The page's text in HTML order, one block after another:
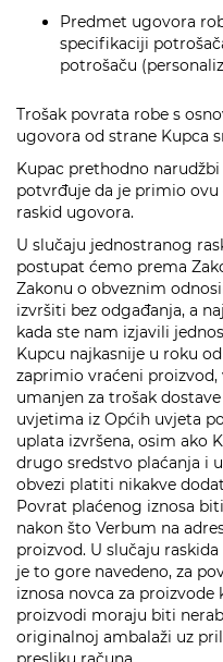
Predmet ugovora
specifikaciji
potrošaču
Trošak povrata robe s
ugovora od strane Kupca
Kupac prethodno
potvrđuje da je primio
raskid ugovora.
U slučaju jednostranog
postupat ćemo prema
Zakonu o obveznim
izvršiti bez odgađanja, a
kada ste nam izjavili
Kupcu najkasnije u roku
zaprimio vraćeni
umanjen za trošak
uvjetima iz Općih uvjeta
uplata izvršena, osim ako
drugo sredstvo plaćanja i
obvezi platiti nikakve
Povrat plaćenog iznosa
nakon što Verbum na
proizvod. U slučaju
je to gore navedeno, za
iznosa novca za
proizvodi moraju biti
originalnoj ambalaži uz